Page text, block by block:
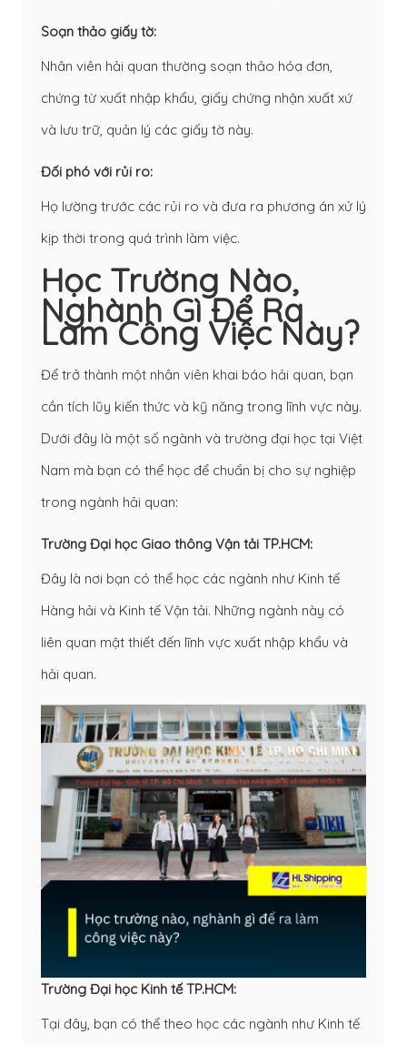
Soạn thảo giấy tờ:
Nhân viên hải quan thường soạn thảo hóa đơn,
chứng từ xuất nhập khẩu, giấy chứng nhận xuất xứ
và lưu trữ, quản lý các giấy tờ này.
Đối phó với rủi ro:
Họ lường trước các rủi ro và đưa ra phương án xử lý
kịp thời trong quá trình làm việc.
Học Trường Nào,
Nghành Gì Để Ra
Làm Công Việc Này?
Để trở thành một nhân viên khai báo hải quan, bạn
cần tích lũy kiến thức và kỹ năng trong lĩnh vực này.
Dưới đây là một số ngành và trường đại học tại Việt
Nam mà bạn có thể học để chuẩn bị cho sự nghiệp
trong ngành hải quan:
Trường Đại học Giao thông Vận tải TP.HCM:
Đây là nơi bạn có thể học các ngành như Kinh tế
Hàng hải và Kinh tế Vận tải. Những ngành này có
liên quan mật thiết đến lĩnh vực xuất nhập khẩu và
hải quan.
Trường Đại học Kinh tế TP.HCM:
Tại đây, bạn có thể theo học các ngành như Kinh tế